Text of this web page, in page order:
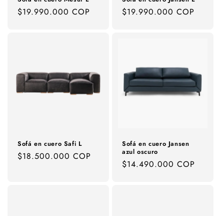
Precio
$19.990.000 COP
Precio
$19.990.000 COP
Sofá en cuero Safi L
Precio
$18.500.000 COP
Sofá en cuero Jansen
azul oscuro
Precio
$14.490.000 COP